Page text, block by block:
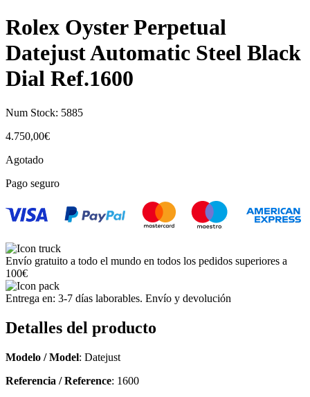
Rolex Oyster Perpetual
Datejust Automatic Steel Black
Dial Ref.1600
Num Stock: 5885
4.750,00€
Agotado
Pago seguro
Envío gratuito a todo el mundo en todos los pedidos superiores a
100€
Entrega en: 3-7 días laborables. Envío y devolución
Detalles del producto
Modelo / Model: Datejust
Referencia / Reference: 1600